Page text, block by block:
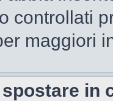
controllati
maggiori
in